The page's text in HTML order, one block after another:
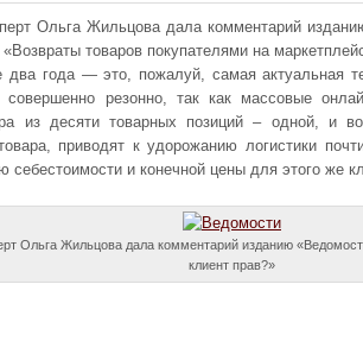
Ольга Жильцова дала комментарий
товаров покупателями на
два года — это, пожалуй, самая актуальная
совершенно резонно, так как массовые
из десяти товарных позиций – одной, и
приводят к удорожанию логистики
себестоимости и конечной цены для этого же
Ольга Жильцова дала комментарий изданию
клиент прав?»